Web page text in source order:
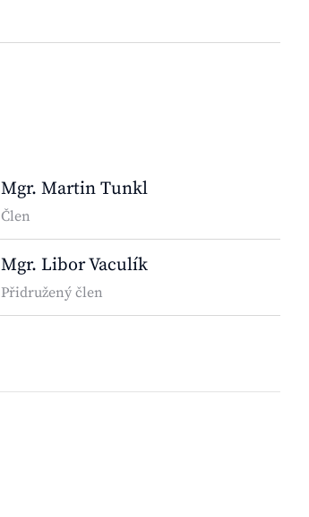
Mgr. Martin Tunkl
Člen
Mgr. Libor Vaculík
Přidružený člen